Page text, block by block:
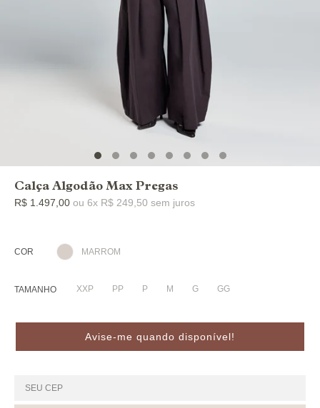
Calça Algodão Max Pregas
R$ 1.497,00 ou 6x R$ 249,50 sem juros
COR MARROM
TAMANHO XXP PP P M G GG
Avise-me quando disponível!